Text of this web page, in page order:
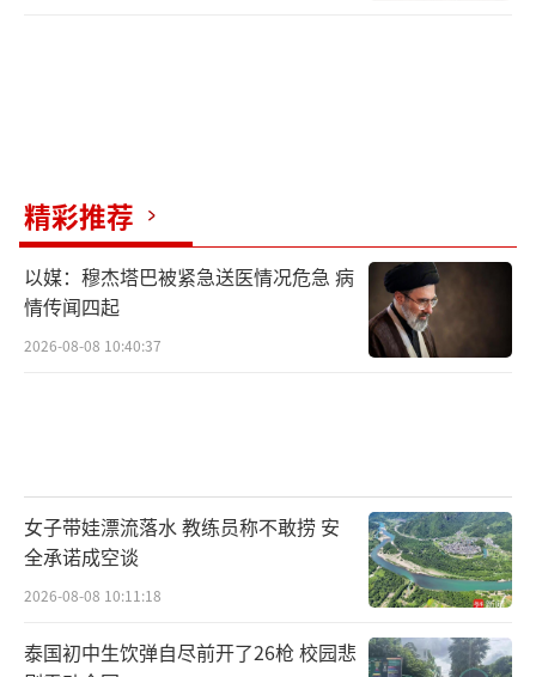
精彩推荐
以媒：穆杰塔巴被紧急送医情况危急 病
情传闻四起
2026-08-08 10:40:37
女子带娃漂流落水 教练员称不敢捞 安
全承诺成空谈
2026-08-08 10:11:18
泰国初中生饮弹自尽前开了26枪 校园悲